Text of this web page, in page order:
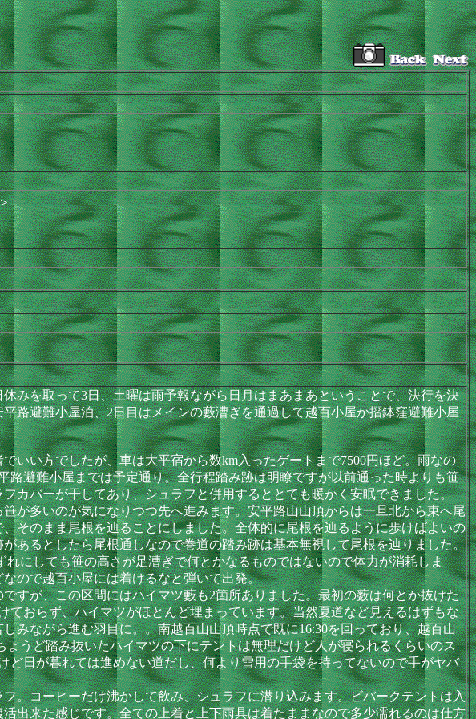
を取って3日、土曜は雨予報ながら日月はまあまあということで、決行を決
路避難小屋泊、2日目はメインの藪漕ぎを通過して越百小屋か摺鉢窪避難小屋
い方でしたが、車は大平宿から数km入ったゲートまで7500円ほど。雨なの
避難小屋までは予定通り。全行程踏み跡は明瞭ですが以前通った時よりも笹
カバーが干してあり、シュラフと併用するととても暖かく安眠できました。
多いのが気になりつつ先へ進みます。安平路山山頂からは一旦北から東へ尾
そのまま尾根を辿ることにしました。全体的に尾根を辿るように歩けばよいの
あるとしたら尾根通しなので巻道の踏み跡は基本無視して尾根を辿りました。
にしても笹の高さが足漕ぎで何とかなるものではないので体力が消耗しま
ので越百小屋には着けるなと弾いて出発。
が、この区間にはハイマツ藪も2箇所ありました。最初の薮は何とか抜けた
おらず、ハイマツがほとんど埋まっています。当然夏道など見えるはずもな
みながら進む羽目に。。南越百山山頂時点で既に16:30を回っており、越百山
うど踏み抜いたハイマツの下にテントは無理だけど人が寝られるくらいのス
日が暮れては進めない道だし、何より雪用の手袋を持ってないので手がヤバ
コーヒーだけ沸かして飲み、シュラフに潜り込みます。ビバークテントは入
出来た感じです。全ての上着と上下雨具は着たままなので多少濡れるのは仕方